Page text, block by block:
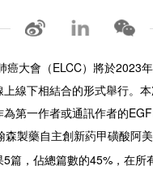
癌大會（ELCC）將於2023
線下相結合的形式舉行。
第一作者或通訊作者的
製藥自主創新葯甲磺酸阿
篇，佔總篇數的45%，在所